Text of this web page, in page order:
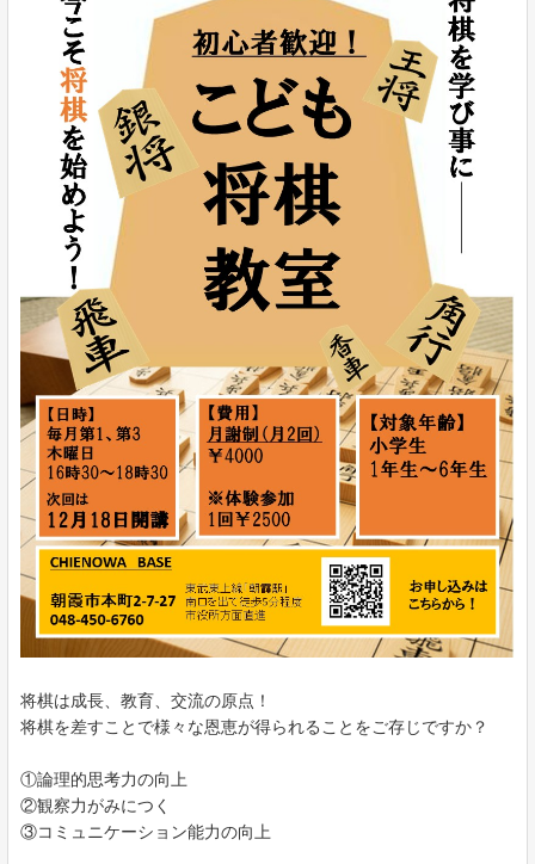
将棋は成長、教育、交流の原点！
将棋を差すことで様々な恩恵が得られることをご存じですか？
①論理的思考力の向上
②観察力がみにつく
③コミュニケーション能力の向上